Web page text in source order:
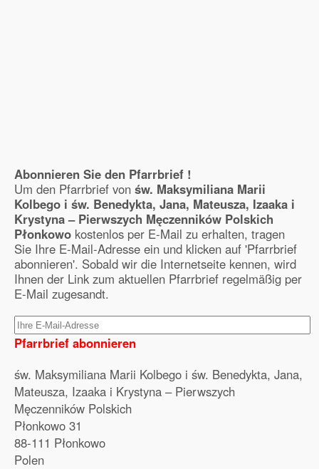
Abonnieren Sie den Pfarrbrief !
Um den Pfarrbrief von św. Maksymiliana Marii
Kolbego i św. Benedykta, Jana, Mateusza, Izaaka i
Krystyna – Pierwszych Męczenników Polskich
Płonkowo kostenlos per E-Mail zu erhalten, tragen
Sie Ihre E-Mail-Adresse ein und klicken auf 'Pfarrbrief
abonnieren'. Sobald wir die Internetseite kennen, wird
Ihnen der Link zum aktuellen Pfarrbrief regelmäßig per
E-Mail zugesandt.
Pfarrbrief abonnieren
św. Maksymiliana Marii Kolbego i św. Benedykta, Jana,
Mateusza, Izaaka i Krystyna – Pierwszych
Męczenników Polskich
Płonkowo 31
88-111 Płonkowo
Polen